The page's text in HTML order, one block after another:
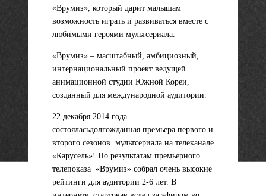
«Врумиз», который дарит малышам
возможность играть и развиваться вместе с
любимыми героями мультсериала.
«Врумиз» – масштабный, амбициозный,
интернациональный проект ведущей
анимационной студии Южной Кореи,
созданный для международной аудитории.
22 декабря 2014 года
состояласьдолгожданная премьера первого и
второго сезонов мультсериала на телеканале
«Карусель»! По результатам премьерного
телепоказа «Врумиз» собрал очень высокие
рейтинги для аудитории 2-6 лет. В